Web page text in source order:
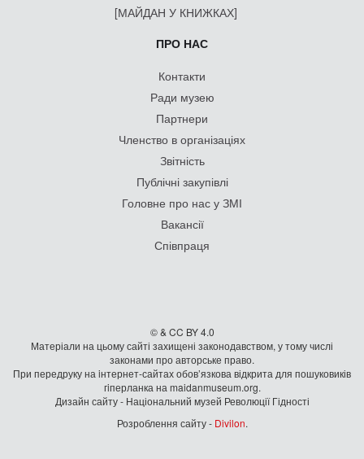
[МАЙДАН У КНИЖКАХ]
ПРО НАС
Контакти
Ради музею
Партнери
Членство в організаціях
Звітність
Публічні закупівлі
Головне про нас у ЗМІ
Вакансії
Співпраця
© & CC BY 4.0
Матеріали на цьому сайті захищені законодавством, у тому числі
законами про авторське право.
При передруку на iнтернет-сайтах обов’язкова відкрита для пошуковиків
гiперланка на maidanmuseum.org.
Дизайн сайту - Національний музей Революції Гідності
Розроблення сайту - Divilon.